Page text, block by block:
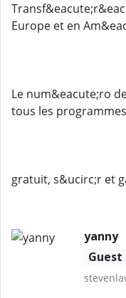
Europe et en
Le num&eacute;ro
tous les programmes
gratuit, s&ucirc;r et
yanny
Guest